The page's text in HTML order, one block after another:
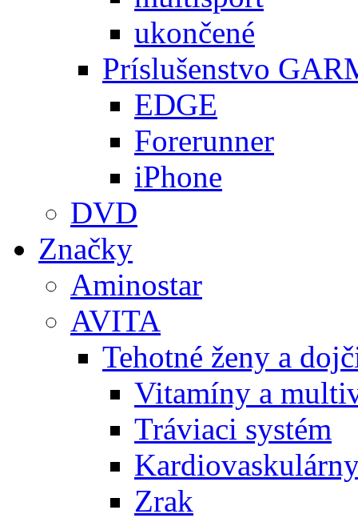
ukončené
Príslušenstvo
EDGE
Forerunner
iPhone
DVD
Značky
Aminostar
AVITA
Tehotné ženy a
Vitamíny a
Tráviaci systém
Zrak